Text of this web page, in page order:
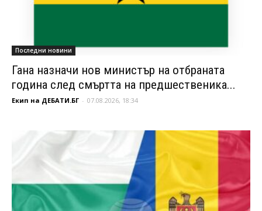
Последни новини
Гана назначи нов министър на отбраната
година след смъртта на предшественика...
Екип на ДЕБАТИ.БГ - 07.08.2026, 18:34